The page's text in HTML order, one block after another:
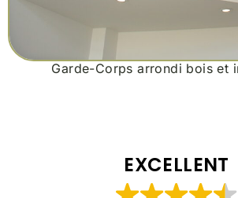
Garde-Corps arrondi bois et
EXCELLENT